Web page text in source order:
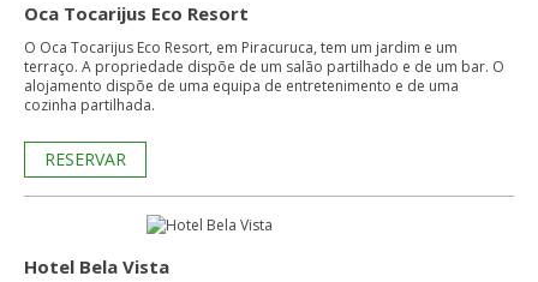
Oca Tocarijus Eco Resort
O Oca Tocarijus Eco Resort, em Piracuruca, tem um jardim e um
terraço. A propriedade dispõe de um salão partilhado e de um bar. O
alojamento dispõe de uma equipa de entretenimento e de uma
cozinha partilhada.
RESERVAR
Hotel Bela Vista